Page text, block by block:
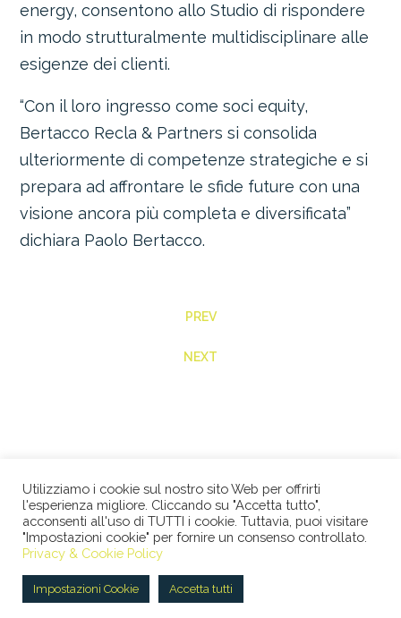
energy, consentono allo Studio di rispondere
in modo strutturalmente multidisciplinare alle
esigenze dei clienti.
“Con il loro ingresso come soci equity,
Bertacco Recla & Partners si consolida
ulteriormente di competenze strategiche e si
prepara ad affrontare le sfide future con una
visione ancora più completa e diversificata”
dichiara Paolo Bertacco.
PREV
NEXT
© 2026 STUDIO LEGALE BERTACCO RECLA & PARTNERS •
VIA SAN CLEMENTE, 1 • 20122 MILANO • TEL +39 02
Policy|ENG
Utilizziamo i cookie sul nostro sito Web per offrirti
l'esperienza migliore. Cliccando su "Accetta tutto",
acconsenti all'uso di TUTTI i cookie. Tuttavia, puoi visitare
"Impostazioni cookie" per fornire un consenso controllato.
Privacy & Cookie Policy
Impostazioni Cookie Accetta tutti